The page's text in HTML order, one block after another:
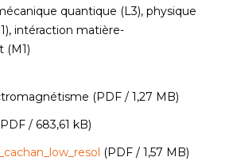
quantique (L3), physique
intéraction matière-
(M1)
(PDF / 1,27 MB)
/ 683,61 kB)
(PDF / 1,57 MB)